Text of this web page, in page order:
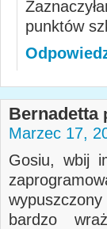
punktów
Bernadetta
Marzec 17,
Gosiu, wbij
bardzo